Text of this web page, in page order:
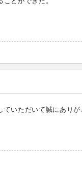
いただいて誠にあり